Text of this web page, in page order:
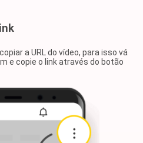
a URL do vídeo, para isso vá
e copie o link através do botão